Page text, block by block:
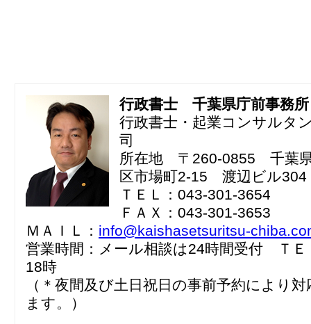
行政書士 千葉県庁前事務所
行政書士・起業コンサルタ
司
所在地 〒260-0855 千葉
区市場町2-15 渡辺ビル304
ＴＥＬ：043-301-3654
ＦＡＸ：043-301-3653
ＭＡＩＬ： info@kaishasetsuritsu-
営業時間：メール相談は24時間受付 ＴＥ
18時
（＊夜間及び土日祝日の事前予約により
ます。）